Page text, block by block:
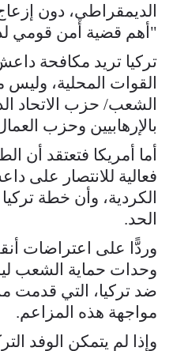
الديمقراطي، دون
"أهم قضية أمن قومي
تركيا تريد مكافحة
القوات المحلية،
الشعب/ حزب الاتحاد
بالإرهابيين وحزب
أما أمريكا فتعتقد أن
فعالية للانتصار على
الكردية، وأن خطة
الحد.
وردًّا على اعتراضات
وحدات حماية الشعب
ضد تركيا، التي قدمت
مواجهة هذه المزاعم.
وإذا لم يتمكن الوفد